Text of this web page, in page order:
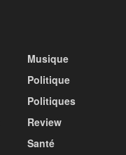
Musique
Politique
Politiques
Review
Santé